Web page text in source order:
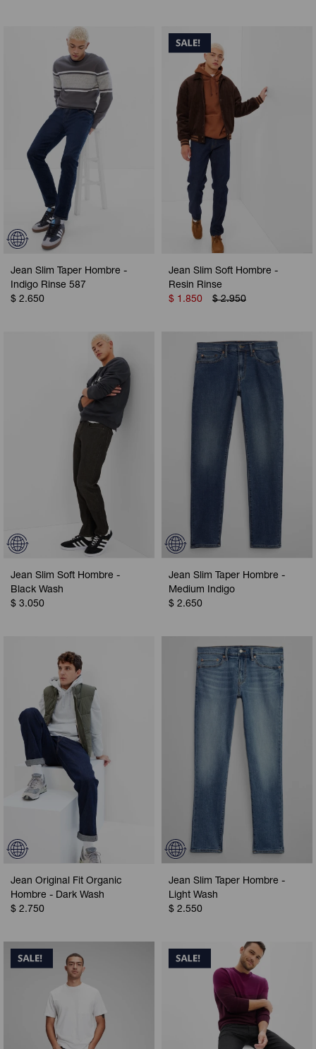
Jean Slim Taper Hombre -
Indigo Rinse 587
$ 2.650
Jean Slim Soft Hombre -
Resin Rinse
$ 1.850 $ 2.950
Jean Slim Soft Hombre -
Black Wash
$ 3.050
Jean Slim Taper Hombre -
Medium Indigo
$ 2.650
Jean Original Fit Organic
Hombre - Dark Wash
$ 2.750
Jean Slim Taper Hombre -
Light Wash
$ 2.550